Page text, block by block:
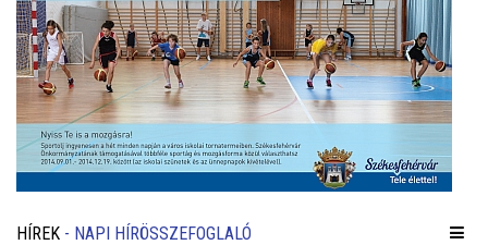
HÍREK - NAPI HÍRÖSSZEFOGLALÓ